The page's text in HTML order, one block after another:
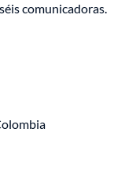
comunicadoras.